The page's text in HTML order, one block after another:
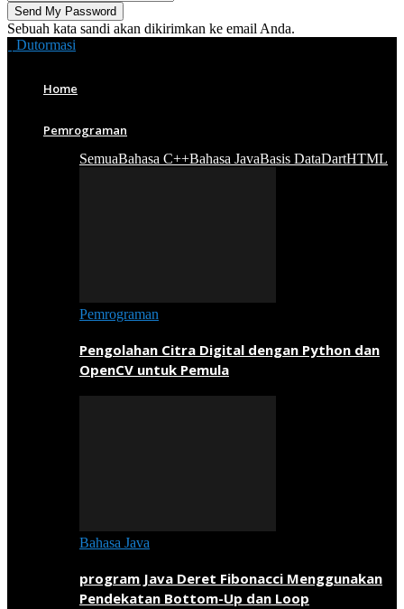
Sebuah kata sandi akan dikirimkan ke email Anda.
Dutormasi
Home
Pemrograman
SemuaBahasa C++Bahasa JavaBasis DataDartHTML
Pemrograman
Pengolahan Citra Digital dengan Python dan
OpenCV untuk Pemula
Bahasa Java
program Java Deret Fibonacci Menggunakan
Pendekatan Bottom-Up dan Loop